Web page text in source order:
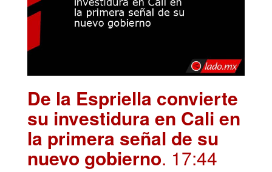
De la Espriella convierte
su investidura en Cali en
la primera señal de su
nuevo gobierno. 17:44